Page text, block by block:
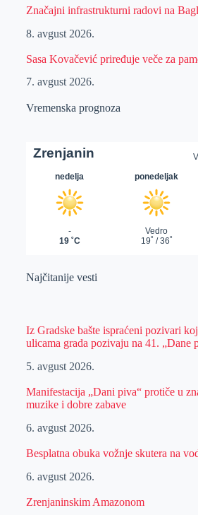
Značajni infrastrukturni radovi na
8. avgust 2026.
Sasa Kovačević priređuje veče za
7. avgust 2026.
Vremenska prognoza
Najčitanije vesti
Iz Gradske bašte ispraćeni pozivari
ulicama grada pozivaju na 41. „Dane
5. avgust 2026.
Manifestacija „Dani piva“ protiče u
muzike i dobre zabave
6. avgust 2026.
Besplatna obuka vožnje skutera na
6. avgust 2026.
Zrenjaninskim Amazonom